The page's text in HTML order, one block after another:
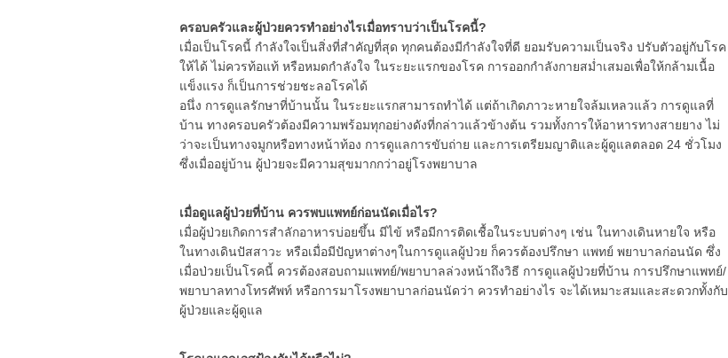
ครอบครัวและผู้ป่วยควรทำอย่างไรเมื่อทราบว่าเป็นโรคนี้?
เมื่อเป็นโรคนี้ กำลังใจเป็นสิ่งที่สำคัญที่สุด ทุกคนต้องมีกำลังใจที่ดี ยอมรับความเป็นจริง ปรับตัวอยู่กับโรค
ให้ได้ ไม่ควรท้อแท้ หรือหมดกำลังใจ ในระยะแรกของโรค การออกกำลังกายสม่ำเสมอเพื่อให้กล้ามเนื้อ
แข็งแรง ก็เป็นการช่วยชะลอโรคได้
อนึ่ง การดูแลรักษาที่บ้านนั้น ในระยะแรกสามารถทำได้ แต่ถ้าเกิดภาวะหายใจล้มเหลวแล้ว การดูแลที่
บ้าน ทางครอบครัวต้องมีความพร้อมทุกอย่างดังที่กล่าวแล้วข้างต้น รวมทั้งการให้อาหารทางสายยาง ไม่
ว่าจะเป็นทางจมูกหรือทางหน้าท้อง การดูแลการขับถ่าย และการเตรียมญาติและผู้ดูแลตลอด 24 ชั่วโมง
ซึ่งเมื่ออยู่บ้าน ผู้ป่วยจะมีความสุขมากกว่าอยู่โรงพยาบาล
เมื่อดูแลผู้ป่วยที่บ้าน ควรพบแพทย์ก่อนนัดเมื่อไร?
เมื่อผู้ป่วยเกิดการสำลักอาหารบ่อยขึ้น มีไข้ หรือมีการติดเชื้อในระบบต่างๆ เช่น ในทางเดินหายใจ หรือ
ในทางเดินปัสสาวะ หรือเมื่อมีปัญหาต่างๆในการดูแลผู้ป่วย ก็ควรต้องปรึกษา แพทย์ พยาบาลก่อนนัด ซึ่ง
เมื่อป่วยเป็นโรคนี้ ควรต้องสอบถามแพทย์/พยาบาลล่วงหน้าถึงวิธี การดูแลผู้ป่วยที่บ้าน การปรึกษาแพทย์/
พยาบาลทางโทรศัพท์ หรือการมาโรงพยาบาลก่อนนัดว่า ควรทำอย่างไร จะได้เหมาะสมและสะดวกทั้งกับ
ผู้ป่วยและผู้ดูแล